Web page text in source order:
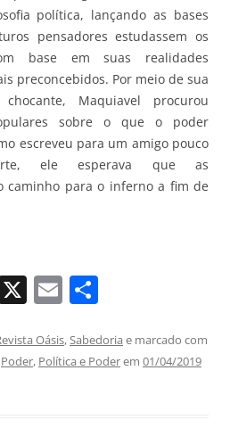
política, lançando as bases
pensadores estudassem os
base em suas realidades
preconcebidos. Por meio de sua
Maquiavel procurou
sobre o que o poder
escreveu para um amigo pouco
ele esperava que as
caminho para o inferno a fim de
X E
ai
l
ar
e
Oásis,Sabedoria e marcado com
Poder, Política e Poderem 01/04/2019